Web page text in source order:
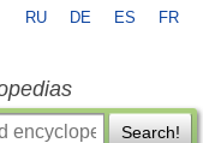
RU DE ES FR
Search!